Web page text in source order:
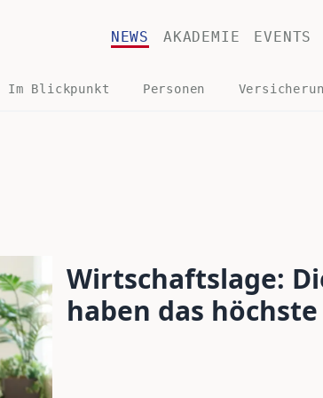
NEWS AKADEMIE EVENTS
Im Blickpunkt Personen
Wirtschaftslage:
haben das